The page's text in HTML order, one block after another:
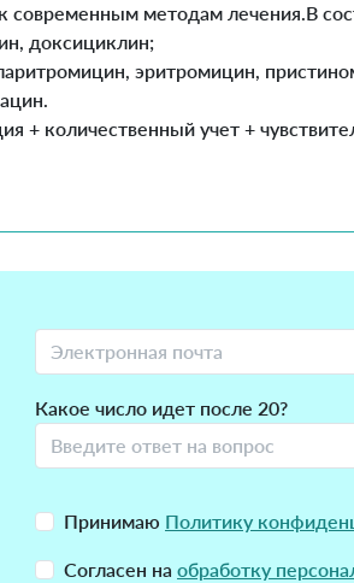
методам лечения.В
доксициклин;
эритромицин,
+ количественный учет +
Какое число идет после 20?
Принимаю Политику
Согласен на обработку